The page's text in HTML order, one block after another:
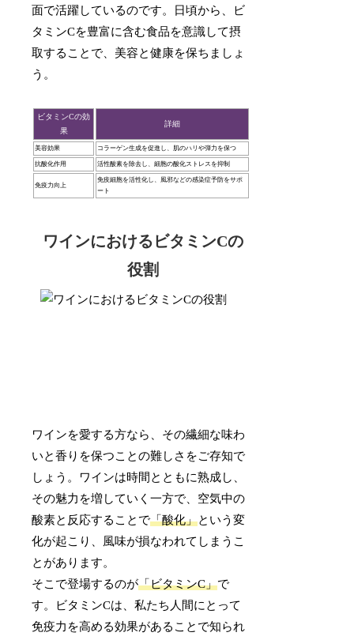
面で活躍しているのです。日頃から、ビ
タミンCを豊富に含む食品を意識して摂
取することで、美容と健康を保ちましょ
う。
ビタミンCの効
果
詳細
美容効果 コラーゲン生成を促進し、肌のハリや弾力を保つ
抗酸化作用 活性酸素を除去し、細胞の酸化ストレスを抑制
免疫力向上
免疫細胞を活性化し、風邪などの感染症予防をサポ
ート
ワインにおけるビタミンCの
役割
ワインを愛する方なら、その繊細な味わ
いと香りを保つことの難しさをご存知で
しょう。ワインは時間とともに熟成し、
その魅力を増していく一方で、空気中の
酸素と反応することで「酸化」という変
化が起こり、風味が損なわれてしまうこ
とがあります。
そこで登場するのが「ビタミンC」で
す。ビタミンCは、私たち人間にとって
免疫力を高める効果があることで知られ